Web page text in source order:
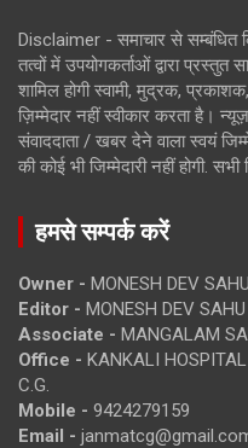
Disclaimer - समाचार से सम्बंधित
तत्वों में उपयोगकर्ताओं द्वारा प्रस्तुत
शामिल होगी स्वामी, मुद्रक,
ज़िम्मेदार नहीं स्वीकार करता है।
संवाददाता / खबर देने वाला स्वयं
की कोई भी जिम्मेदारी नहीं होगी. सभी
हमसे सम्पर्क करें
Owner - MONESH DEV SAHU
Editor - MONESH DEV SAHU
Associate - MANGALAM
Office - KANKALI
C.G.
Mobile - 9424279159
Email -